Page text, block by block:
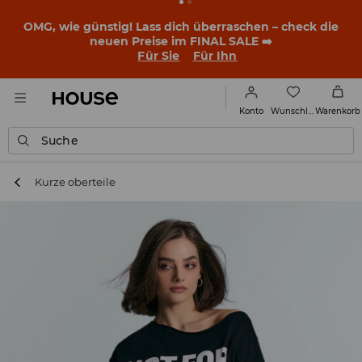
OMG, wie günstig! Lass dich überraschen – check die
neuen Preise im FINAL SALE ➡️
Für Sie
Für Ihn
Konto Warenkorb
Suche
Kurze oberteile